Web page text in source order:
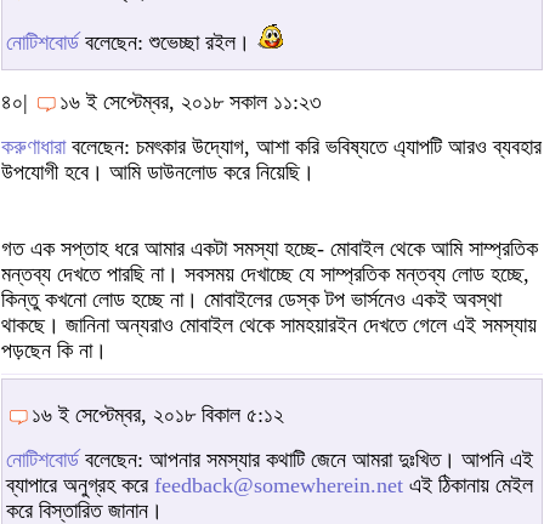
নোটিশবোর্ডবলেছেন: শুভেচ্ছা রইল।
৪০|
১৬ ই সেপ্টেম্বর, ২০১৮ সকাল ১১:২৩
করুণাধারাবলেছেন: চমৎকার উদ্যোগ, আশা করি ভবিষ্যতে এ‍্যাপটি আরও ব্যবহার
উপযোগী হবে। আমি ডাউনলোড করে নিয়েছি।
গত এক সপ্তাহ ধরে আমার একটা সমস্যা হচ্ছে- মোবাইল থেকে আমি সাম্প্রতিক
মন্তব্য দেখতে পারছি না। সবসময় দেখাচ্ছে যে সাম্প্রতিক মন্তব্য লোড হচ্ছে,
কিন্তু কখনো লোড হচ্ছে না। মোবাইলের ডেস্ক টপ ভার্সনেও একই অবস্থা
থাকছে। জানিনা অন্যরাও মোবাইল থেকে সামহয়ারইন দেখতে গেলে এই সমস্যায়
পড়ছেন কি না।
১৬ ই সেপ্টেম্বর, ২০১৮ বিকাল ৫:১২
নোটিশবোর্ডবলেছেন: আপনার সমস্যার কথাটি জেনে আমরা দুঃখিত। আপনি এই
ব্যাপারে অনুগ্রহ করে feedback@somewherein.net এই ঠিকানায় মেইল
করে বিস্তারিত জানান।